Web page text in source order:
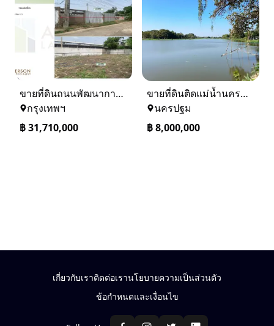
ขายที่ดินถนนพัฒนาการ 56 (ซอยเอื้อพัฒนา 15)
กรุงเทพฯ
฿31,710,000
ขายที่ดินติดแม่น้ำนครชัยศรี จ.นครปฐม ทำเลดี ที่ดินถมแล้ว
นครปฐม
฿8,000,000
เกี่ยวกับเราติดต่อเรานโยบายความเป็นส่วนตัว
ข้อกำหนดและเงื่อนไข